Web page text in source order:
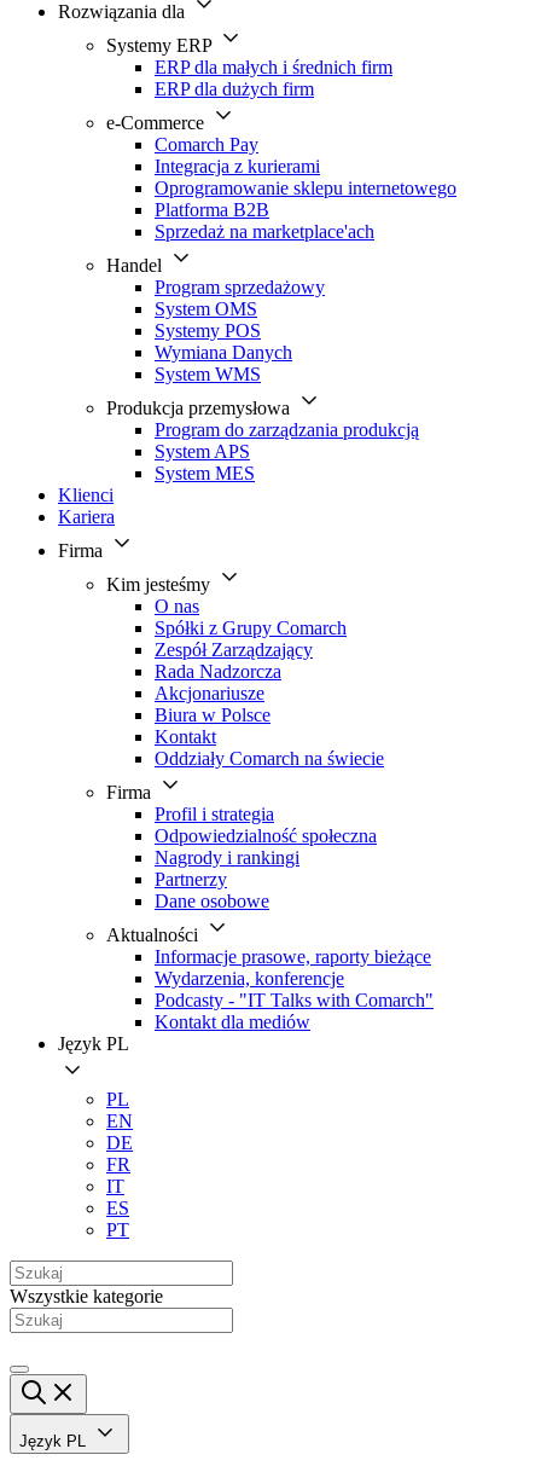
Rozwiązania dla
Systemy ERP
ERP dla małych i średnich firm
ERP dla dużych firm
e-Commerce
Comarch Pay
Integracja z kurierami
Oprogramowanie sklepu internetowego
Platforma B2B
Sprzedaż na marketplace'ach
Handel
Program sprzedażowy
System OMS
Systemy POS
Wymiana Danych
System WMS
Produkcja przemysłowa
Program do zarządzania produkcją
System APS
System MES
Klienci
Kariera
Firma
Kim jesteśmy
O nas
Spółki z Grupy Comarch
Zespół Zarządzający
Rada Nadzorcza
Akcjonariusze
Biura w Polsce
Kontakt
Oddziały Comarch na świecie
Firma
Profil i strategia
Odpowiedzialność społeczna
Nagrody i rankingi
Partnerzy
Dane osobowe
Aktualności
Informacje prasowe, raporty bieżące
Wydarzenia, konferencje
Podcasty - "IT Talks with Comarch"
Kontakt dla mediów
Język PL
PL
EN
DE
FR
IT
ES
PT
Wszystkie kategorie
Język PL